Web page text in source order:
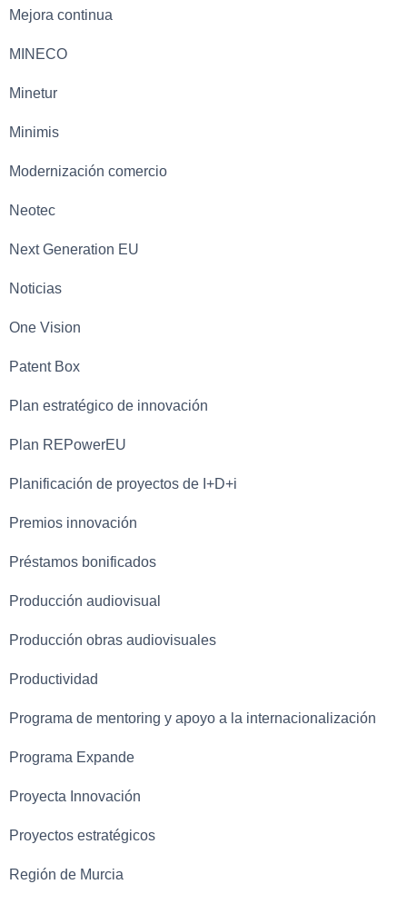
Mejora continua
MINECO
Minetur
Minimis
Modernización comercio
Neotec
Next Generation EU
Noticias
One Vision
Patent Box
Plan estratégico de innovación
Plan REPowerEU
Planificación de proyectos de I+D+i
Premios innovación
Préstamos bonificados
Producción audiovisual
Producción obras audiovisuales
Productividad
Programa de mentoring y apoyo a la internacionalización
Programa Expande
Proyecta Innovación
Proyectos estratégicos
Región de Murcia